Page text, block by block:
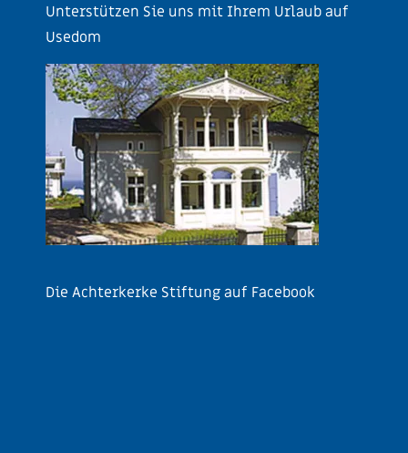
Unterstützen Sie uns mit Ihrem Urlaub auf
Usedom
Die Achterkerke Stiftung auf Facebook